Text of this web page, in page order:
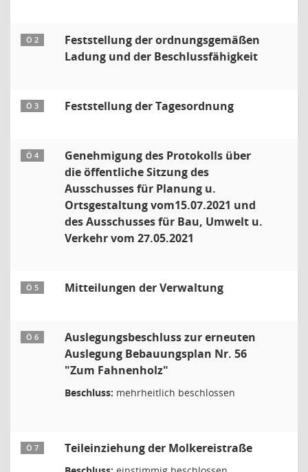
Ö 2
Feststellung der ordnungsgemäßen
Ladung und der Beschlussfähigkeit
Ö 3 Feststellung der Tagesordnung
Ö 4
Genehmigung des Protokolls über
die öffentliche Sitzung des
Ausschusses für Planung u.
Ortsgestaltung vom15.07.2021 und
des Ausschusses für Bau, Umwelt u.
Verkehr vom 27.05.2021
Ö 5 Mitteilungen der Verwaltung
Ö 6
Auslegungsbeschluss zur erneuten
Auslegung Bebauungsplan Nr. 56
"Zum Fahnenholz"
Beschluss: mehrheitlich beschlossen
Ö 7 Teileinziehung der Molkereistraße